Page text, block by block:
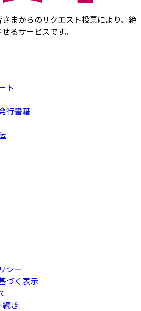
まからのリクエスト投票により、絶
るサービスです。
ト
行書籍
シー
づく表示
続き